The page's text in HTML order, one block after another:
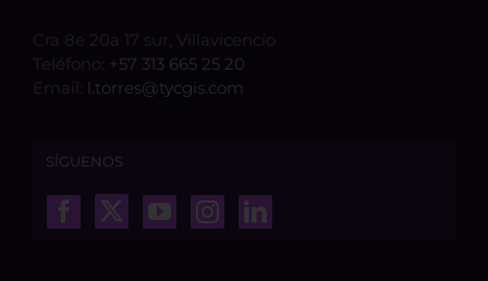
Cra 8e 20a 17 sur, Villavicencio
Teléfono: +57 313 665 25 20
Email: l.torres@tycgis.com
SÍGUENOS